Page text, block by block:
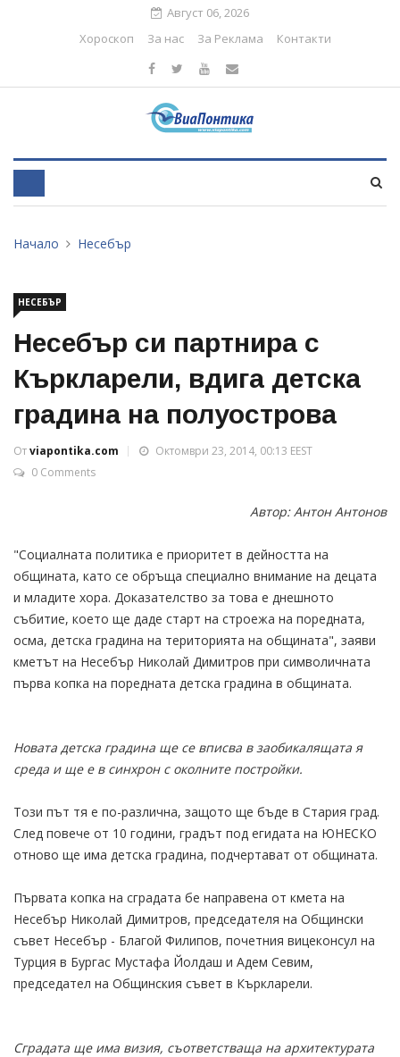
Август 06, 2026
Хороскоп
За нас За Реклама Контакти
Начало Несебър
НЕСЕБЪР
Несебър си партнира с
Къркларели, вдига детска
градина на полуострова
Отviapontika.com
Октомври 23, 2014, 00:13 EEST
0 Comments
Автор: Антон Антонов
"Социалната политика е приоритет в дейността на
общината, като се обръща специално внимание на децата
и младите хора. Доказателство за това е днешното
събитие, което ще даде старт на строежа на поредната,
осма, детска градина на територията на общината", заяви
кметът на Несебър Николай Димитров при символичната
първа копка на поредната детска градина в общината.
Новата детска градина ще се вписва в заобикалящата я
среда и ще е в синхрон с околните постройки.
Този път тя е по-различна, защото ще бъде в Стария град.
След повече от 10 години, градът под егидата на ЮНЕСКО
отново ще има детска градина, подчертават от общината.
Първата копка на сградата бе направена от кмета на
Несебър Николай Димитров, председателя на Общински
съвет Несебър - Благой Филипов, почетния вицеконсул на
Турция в Бургас Мустафа Йолдаш и Адем Севим,
председател на Общинския съвет в Къркларели.
Сградата ще има визия, съответстваща на архитектурата